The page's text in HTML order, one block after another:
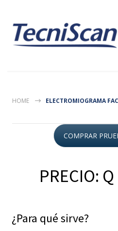
HOME ELECTROMIOGRAMA
COMPRAR
PRECIO:
¿Para qué sirve?